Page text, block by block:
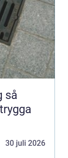
30 juli 2026